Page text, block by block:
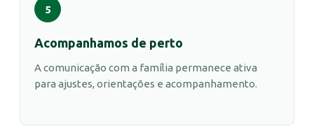
5
Acompanhamos de perto
A comunicação com a família permanece ativa
para ajustes, orientações e acompanhamento.